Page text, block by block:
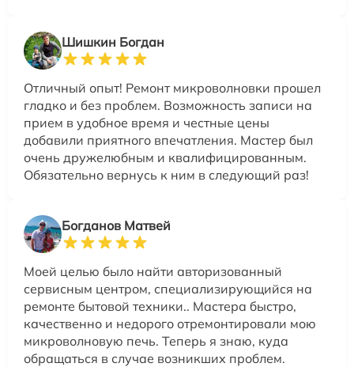
Шишкин Богдан
Отличный опыт! Ремонт микроволновки прошел
гладко и без проблем. Возможность записи на
прием в удобное время и честные цены
добавили приятного впечатления. Мастер был
очень дружелюбным и квалифицированным.
Обязательно вернусь к ним в следующий раз!
Богданов Матвей
Моей целью было найти авторизованный
сервисным центром, специализирующийся на
ремонте бытовой техники.. Мастера быстро,
качественно и недорого отремонтировали мою
микроволновую печь. Теперь я знаю, куда
обращаться в случае возникших проблем.